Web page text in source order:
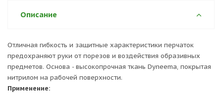
Описание
Отличная гибкость и защитные характеристики перчаток
предохраняют руки от порезов и воздействия образивных
предметов. Основа - высокопрочная ткань Dyneema, покрытая
нитрилом на рабочей поверхности.
Применение: